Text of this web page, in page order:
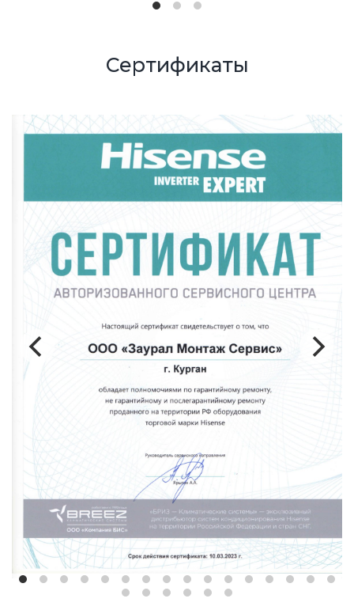
Сертификаты